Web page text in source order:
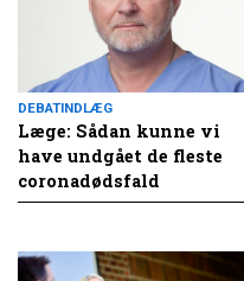
DEBATINDLÆG
Læge: Sådan kunne vi
have undgået de fleste
coronadødsfald